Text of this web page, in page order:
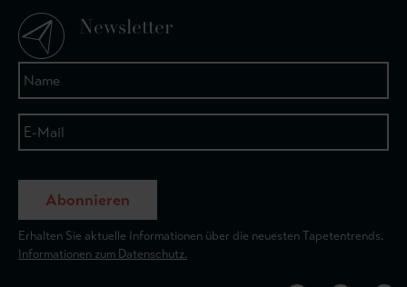
Newsletter
Abonnieren
Erhalten Sie aktuelle Informationen über die neuesten Tapetentrends.
Informationen zum Datenschutz.